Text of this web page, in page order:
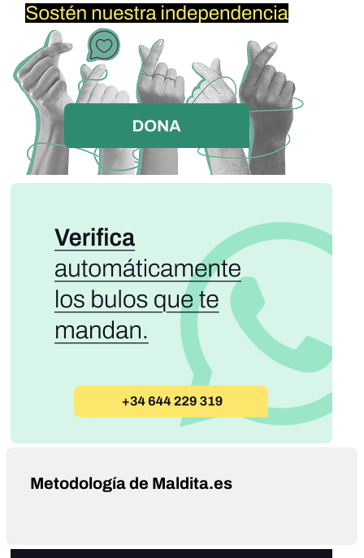
Metodología de Maldita.es